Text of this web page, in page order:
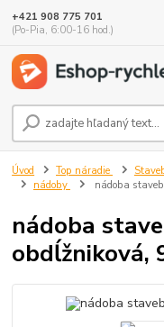
+421 908 775 701
(Po-Pia, 6:00-16 hod.)
Úvod Top náradie
nádoby
nádoba
nádoba
obdĺžniková,